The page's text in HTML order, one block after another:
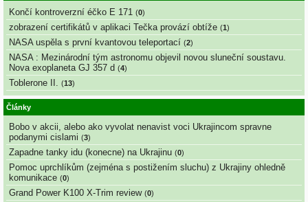
Končí kontroverzní éčko E 171 (0)
zobrazení certifikátů v aplikaci Tečka provází obtíže (1 )
NASA uspěla s první kvantovou teleportací (2)
NASA : Mezinárodní tým astronomu objevil novou sluneční soustavu.
Nova exoplaneta GJ 357 d (4)
Toblerone II. (13)
Články
Bobo v akcii, alebo ako vyvolat nenavist voci Ukrajincom spravne
podanymi cislami (3)
Zapadne tanky idu (konecne) na Ukrajinu (0)
Pomoc uprchlíkům (zejména s postižením sluchu) z Ukrajiny ohledně
komunikace (0)
Grand Power K100 X-Trim review (0)